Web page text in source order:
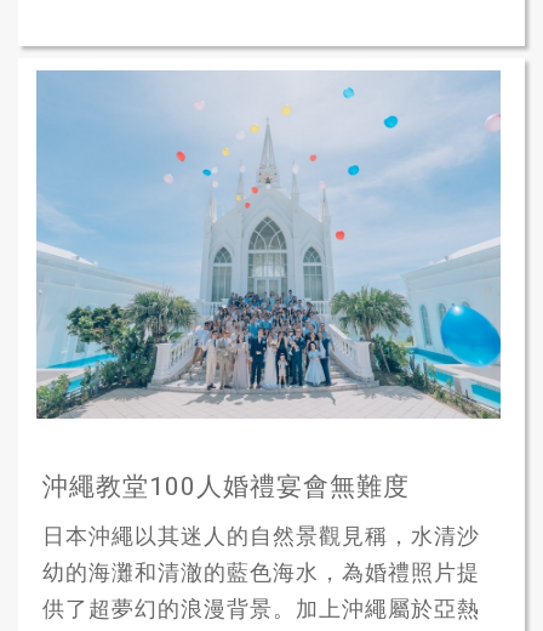
沖繩教堂100人婚禮宴會無難度
日本沖繩以其迷人的自然景觀見稱，水清沙
幼的海灘和清澈的藍色海水，為婚禮照片提
供了超夢幻的浪漫背景。加上沖繩屬於亞熱